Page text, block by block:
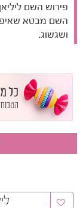
פירוש השם
השם מבטא
ושגשוג.